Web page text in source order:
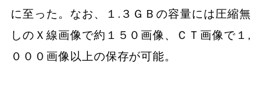
に至った。なお、１.３ＧＢの容量には圧縮無
しのＸ線画像で約１５０画像、ＣＴ画像で１,
０００画像以上の保存が可能。